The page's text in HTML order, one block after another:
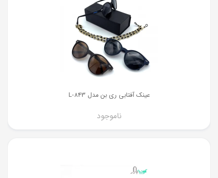
عینک آفتابی ری بن مدل L-843
ناموجود